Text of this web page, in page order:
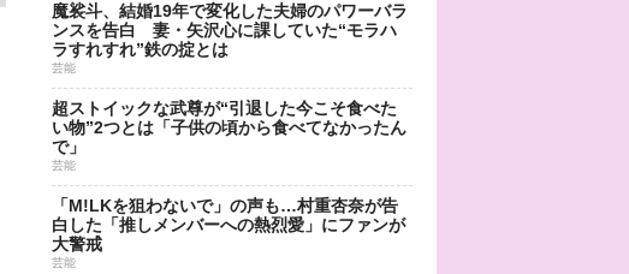
魔裟斗、結婚19年で変化した夫婦のパワーバラ
ンスを告白 妻・矢沢心に課していた“モラハ
ラすれすれ”鉄の掟とは
芸能
超ストイックな武尊が“引退した今こそ食べた
い物”2つとは「子供の頃から食べてなかったん
で」
芸能
「M!LKを狙わないで」の声も…村重杏奈が告
白した「推しメンバーへの熱烈愛」にファンが
大警戒
芸能